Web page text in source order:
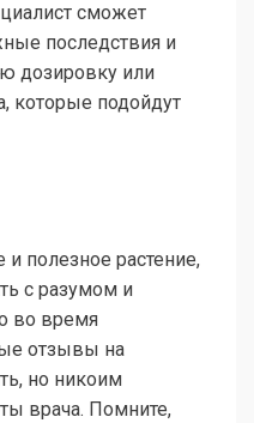
сможет
последствия и
дозировку или
которые подойдут
полезное растение,
с разумом и
во время
отзывы на
но никоим
врача. Помните,